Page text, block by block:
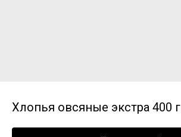
Хлопья овсяные экстра 400 г